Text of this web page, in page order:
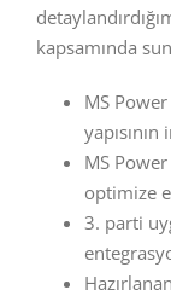
kapsamında
MS
MS
optimize
3. parti